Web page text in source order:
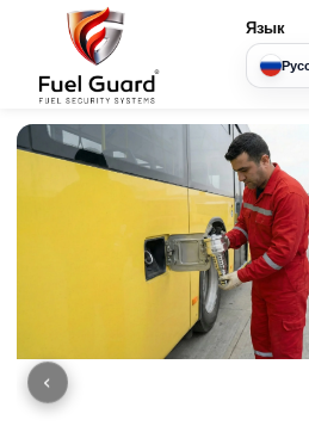
Язык